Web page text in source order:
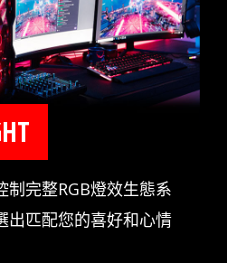
制完整RGB燈效生態系
出匹配您的喜好和心情